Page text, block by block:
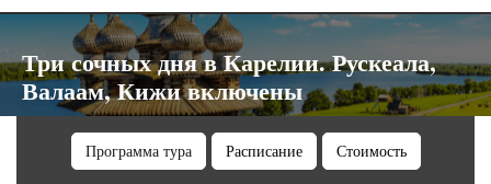
Три сочных дня в Карелии. Рускеала,
Валаам, Кижи включены
Программа тура Расписание Стоимость